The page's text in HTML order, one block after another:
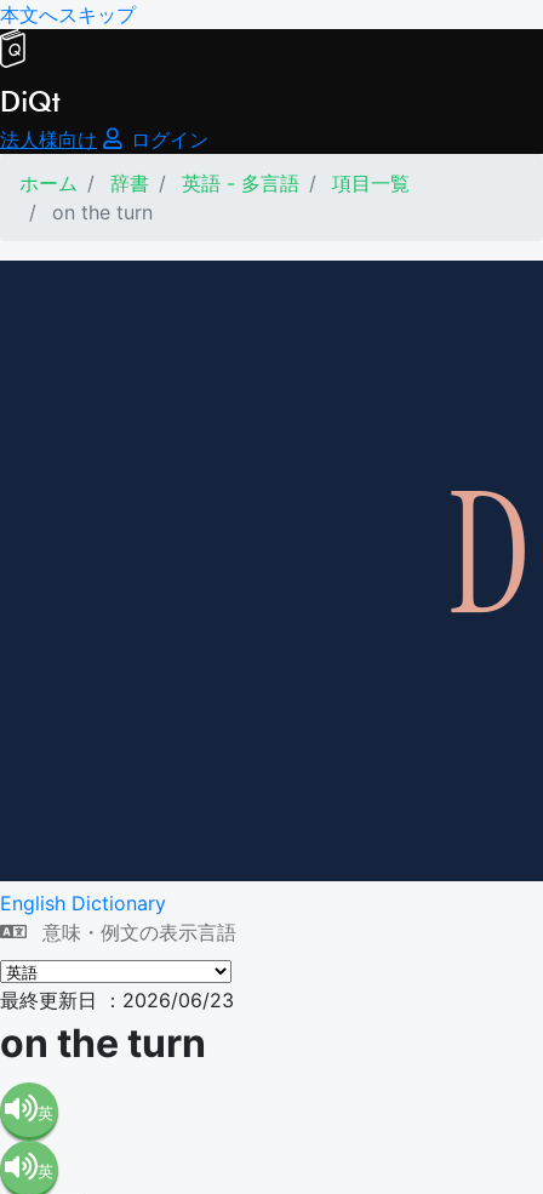
本文へスキップ
DiQt
法人様向け
ログイン
ホーム
辞書 英語 - 多言語
項目一覧
on the turn
English Dictionary
意味・例文の表示言語
最終更新日 ：2026/06/23
on the turn
英
語（米
英